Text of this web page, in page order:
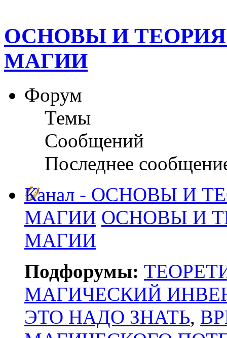
ОСНОВЫ И
МАГИИ
Форум
Темы
Сообщений
Последнее
Канал - ОСНОВЫ И
МАГИИ ОСНОВЫ И
МАГИИ
Подфорумы:
МАГИЧЕСКИЙ
ЭТО НАДО ЗНАТЬ,